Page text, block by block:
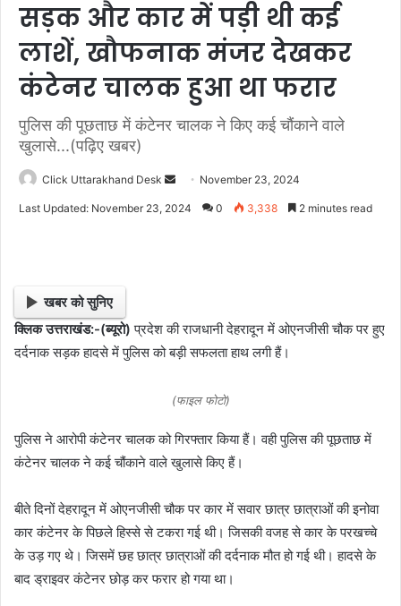
सड़क और कार में पड़ी थी कई
लाशें, खौफनाक मंजर देखकर
कंटेनर चालक हुआ था फरार
पुलिस की पूछताछ में कंटेनर चालक ने किए कई चौंकाने वाले
खुलासे...(पढ़िए खबर)
Click Uttarakhand Desk
e
m
a
l
November 23, 2024
Last Updated: November 23, 2024 0 3,338 2 minutes read
खबर को सुनिए
क्लिक उत्तराखंड:-(ब्यूरो) प्रदेश की राजधानी देहरादून में ओएनजीसी चौक पर हुए
दर्दनाक सड़क हादसे में पुलिस को बड़ी सफलता हाथ लगी हैं।
(फाइल फोटो)
पुलिस ने आरोपी कंटेनर चालक को गिरफ्तार किया हैं। वही पुलिस की पूछताछ में
कंटेनर चालक ने कई चौंकाने वाले खुलासे किए हैं।
बीते दिनों देहरादून में ओएनजीसी चौक पर कार में सवार छात्र छात्राओं की इनोवा
कार कंटेनर के पिछले हिस्से से टकरा गई थी। जिसकी वजह से कार के परखच्चे
के उड़ गए थे। जिसमें छह छात्र छात्राओं की दर्दनाक मौत हो गई थी। हादसे के
बाद ड्राइवर कंटेनर छोड़ कर फरार हो गया था।